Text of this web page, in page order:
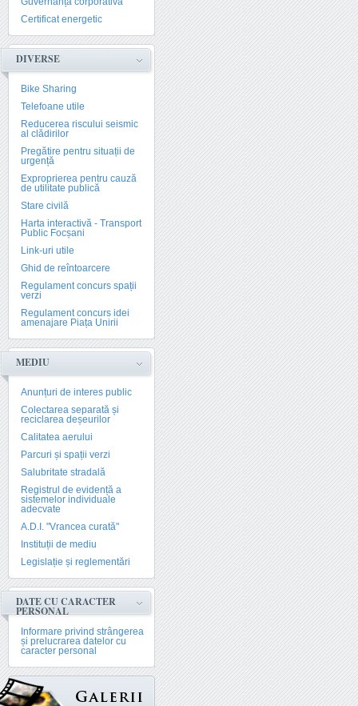
Certificat energetic
DIVERSE
Bike Sharing
Telefoane utile
Reducerea riscului seismic
al clădirilor
Pregătire pentru situații de
urgență
Exproprierea pentru cauză
de utilitate publică
Stare civilă
Harta interactivă - Transport
Public Focșani
Link-uri utile
Ghid de reîntoarcere
Regulament concurs spații
verzi
Regulament concurs idei
amenajare Piața Unirii
MEDIU
Anunțuri de interes public
Colectarea separată și
reciclarea deșeurilor
Calitatea aerului
Parcuri și spații verzi
Salubritate stradală
Registrul de evidență a
sistemelor individuale
adecvate
A.D.I. "Vrancea curată"
Instituții de mediu
Legislație și reglementări
DATE CU CARACTER
PERSONAL
Informare privind strângerea
și prelucrarea datelor cu
caracter personal